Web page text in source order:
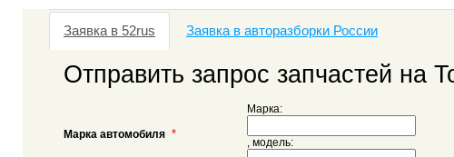
Заявка в 52rus Заявка в авторазборки России
Отправить запрос запчастей на
Марка автомобиля *
Марка:
, модель: